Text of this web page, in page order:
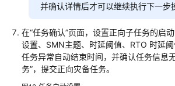
并确认详情后才可以继续执行下一步
在“任务确认”页面，设置正向子任务的启
设置、SMN主题、时延阈值、RTO 时延阈
任务异常自动结束时间，并确认任务信息
务”，提交正向灾备任务。